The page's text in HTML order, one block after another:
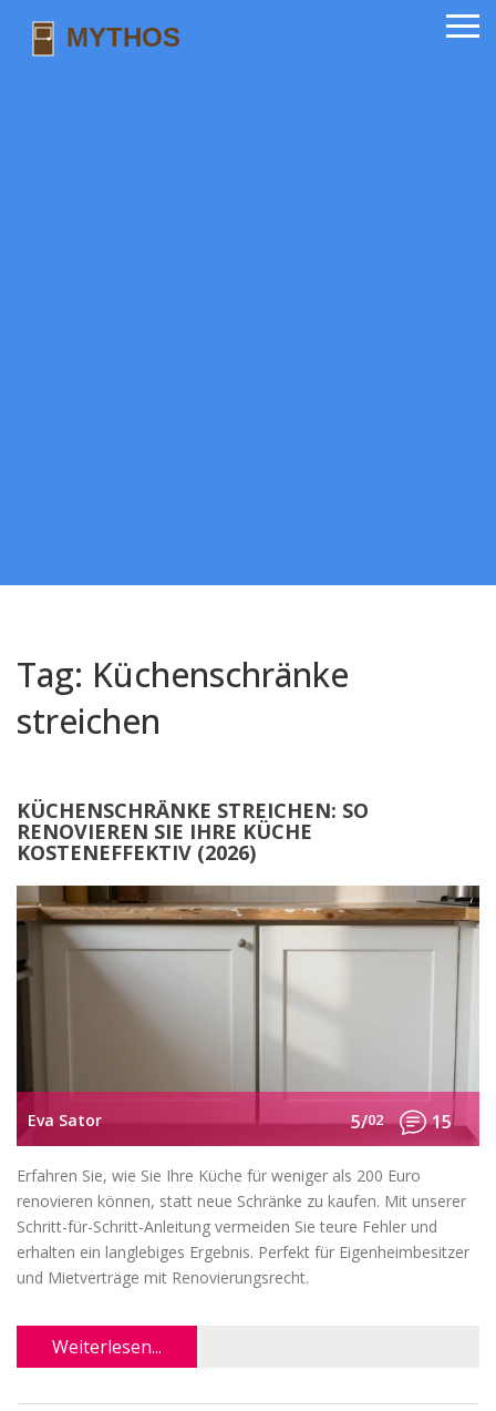
Tag: Küchenschränke
streichen
KÜCHENSCHRÄNKE STREICHEN: SO
RENOVIEREN SIE IHRE KÜCHE
KOSTENEFFEKTIV (2026)
Eva Sator 5/02 15
Erfahren Sie, wie Sie Ihre Küche für weniger als 200 Euro
renovieren können, statt neue Schränke zu kaufen. Mit unserer
Schritt-für-Schritt-Anleitung vermeiden Sie teure Fehler und
erhalten ein langlebiges Ergebnis. Perfekt für Eigenheimbesitzer
und Mietverträge mit Renovierungsrecht.
Weiterlesen...